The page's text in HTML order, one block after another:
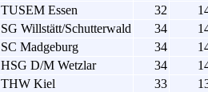
TUSEM Essen 32
SG Willstätt/Schutterwald 34
SC Madgeburg 34
HSG D/M Wetzlar 34
THW Kiel 33